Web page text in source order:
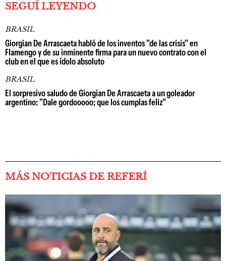
SEGUÍ LEYENDO
BRASIL
Giorgian De Arrascaeta habló de los inventos "de las crisis" en
Flamengo y de su inminente firma para un nuevo contrato con el
club en el que es ídolo absoluto
BRASIL
El sorpresivo saludo de Giorgian De Arrascaeta a un goleador
argentino: "Dale gordooooo; que los cumplas feliz"
MÁS NOTICIAS DE REFERÍ